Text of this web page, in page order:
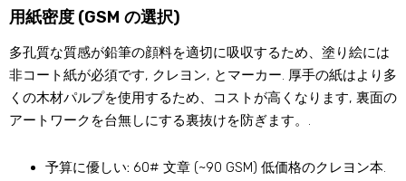
用紙密度 (GSM の選択)
多孔質な質感が鉛筆の顔料を適切に吸収するため、塗り絵には
非コート紙が必須です, クレヨン, とマーカー. 厚手の紙はより多
くの木材パルプを使用するため、コストが高くなります, 裏面の
アートワークを台無しにする裏抜けを防ぎます。.
予算に優しい: 60# 文章 (~90 GSM) 低価格のクレヨン本.